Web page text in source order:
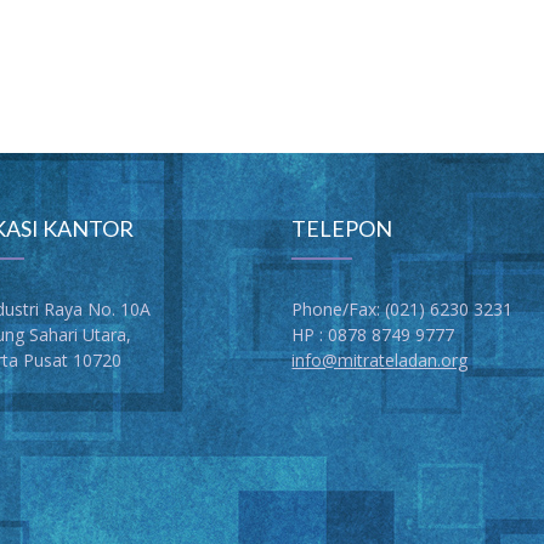
KANTOR
Raya No. 10A
Sahari Utara,
Pusat 10720
TELEPON
Phone/Fax: (021) 6230 3231
HP : 0878 8749 9777
info@mitrateladan.org